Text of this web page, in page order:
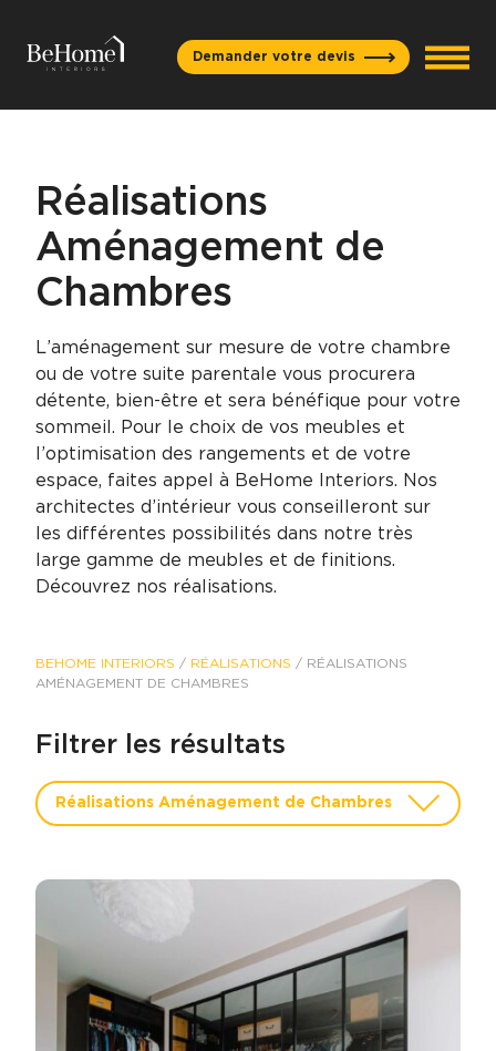
Demander votre devis
Réalisations
Aménagement de
Chambres
L’aménagement sur mesure de votre chambre
ou de votre suite parentale vous procurera
détente, bien-être et sera bénéfique pour votre
sommeil. Pour le choix de vos meubles et
l’optimisation des rangements et de votre
espace, faites appel à BeHome Interiors. Nos
architectes d’intérieur vous conseilleront sur
les différentes possibilités dans notre très
large gamme de meubles et de finitions.
Découvrez nos réalisations.
BEHOME INTERIORS / RÉALISATIONS / RÉALISATIONS
AMÉNAGEMENT DE CHAMBRES
Filtrer les résultats
Réalisations Aménagement de Chambres